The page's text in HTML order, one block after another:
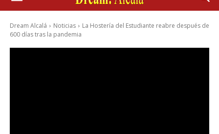
Dream Alcalá Noticias
La Hostería del Estudiante reabre después de
600 días tras la pandemia